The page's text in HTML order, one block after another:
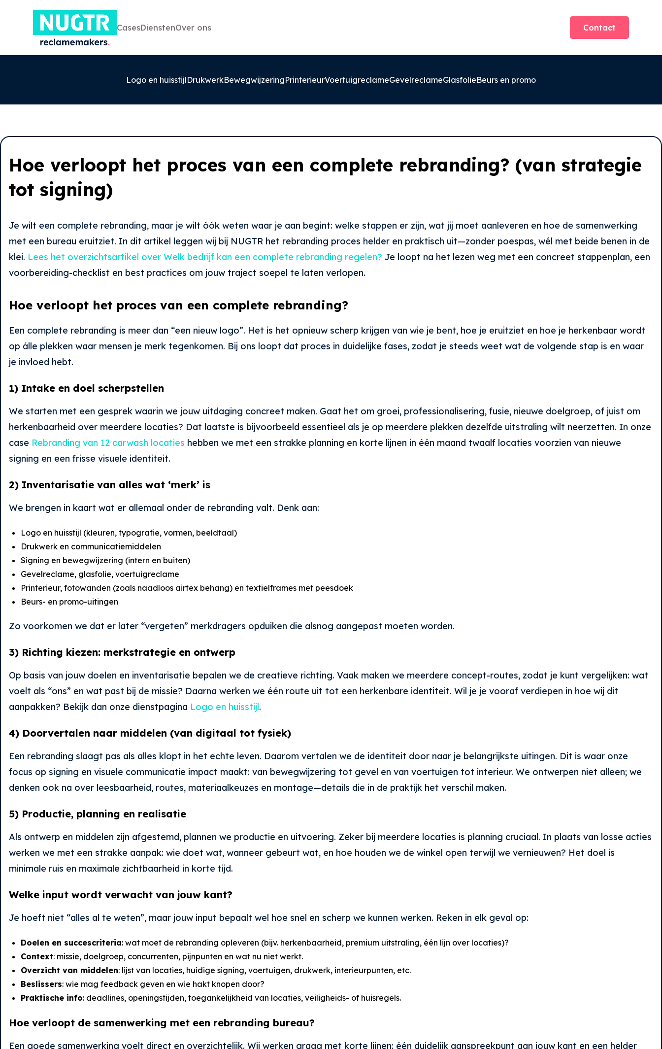
CasesDienstenOver ons Contact
0527-858580
info@nugtr.nl
Ecopark 63, 8305 BJ, Emmeloord
Logo en huisstijlDrukwerkBewegwijzeringPrinterieurVoertuigreclameGevelreclameGlasfolieBeurs en promo
Hoe verloopt het proces van een complete rebranding? (van strategie
tot signing)
Je wilt een complete rebranding, maar je wilt óók weten waar je aan begint: welke stappen er zijn, wat jij moet aanleveren en hoe de samenwerking
met een bureau eruitziet. In dit artikel leggen wij bij NUGTR het rebranding proces helder en praktisch uit—zonder poespas, wél met beide benen in de
klei. Lees het overzichtsartikel over Welk bedrijf kan een complete rebranding regelen? Je loopt na het lezen weg met een concreet stappenplan, een
voorbereiding-checklist en best practices om jouw traject soepel te laten verlopen.
Hoe verloopt het proces van een complete rebranding?
Een complete rebranding is meer dan “een nieuw logo”. Het is het opnieuw scherp krijgen van wie je bent, hoe je eruitziet en hoe je herkenbaar wordt
op álle plekken waar mensen je merk tegenkomen. Bij ons loopt dat proces in duidelijke fases, zodat je steeds weet wat de volgende stap is en waar
je invloed hebt.
1) Intake en doel scherpstellen
We starten met een gesprek waarin we jouw uitdaging concreet maken. Gaat het om groei, professionalisering, fusie, nieuwe doelgroep, of juist om
herkenbaarheid over meerdere locaties? Dat laatste is bijvoorbeeld essentieel als je op meerdere plekken dezelfde uitstraling wilt neerzetten. In onze
case Rebranding van 12 carwash locaties hebben we met een strakke planning en korte lijnen in één maand twaalf locaties voorzien van nieuwe
signing en een frisse visuele identiteit.
2) Inventarisatie van alles wat ‘merk’ is
We brengen in kaart wat er allemaal onder de rebranding valt. Denk aan:
Logo en huisstijl (kleuren, typografie, vormen, beeldtaal)
Drukwerk en communicatiemiddelen
Signing en bewegwijzering (intern en buiten)
Gevelreclame, glasfolie, voertuigreclame
Printerieur, fotowanden (zoals naadloos airtex behang) en textielframes met peesdoek
Beurs- en promo-uitingen
Zo voorkomen we dat er later “vergeten” merkdragers opduiken die alsnog aangepast moeten worden.
3) Richting kiezen: merkstrategie en ontwerp
Op basis van jouw doelen en inventarisatie bepalen we de creatieve richting. Vaak maken we meerdere concept-routes, zodat je kunt vergelijken: wat
voelt als “ons” en wat past bij de missie? Daarna werken we één route uit tot een herkenbare identiteit. Wil je je vooraf verdiepen in hoe wij dit
aanpakken? Bekijk dan onze dienstpagina Logo en huisstijl.
4) Doorvertalen naar middelen (van digitaal tot fysiek)
Een rebranding slaagt pas als alles klopt in het echte leven. Daarom vertalen we de identiteit door naar je belangrijkste uitingen. Dit is waar onze
focus op signing en visuele communicatie impact maakt: van bewegwijzering tot gevel en van voertuigen tot interieur. We ontwerpen niet alleen; we
denken ook na over leesbaarheid, routes, materiaalkeuzes en montage—details die in de praktijk het verschil maken.
5) Productie, planning en realisatie
Als ontwerp en middelen zijn afgestemd, plannen we productie en uitvoering. Zeker bij meerdere locaties is planning cruciaal. In plaats van losse acties
werken we met een strakke aanpak: wie doet wat, wanneer gebeurt wat, en hoe houden we de winkel open terwijl we vernieuwen? Het doel is
minimale ruis en maximale zichtbaarheid in korte tijd.
Welke input wordt verwacht van jouw kant?
Je hoeft niet “alles al te weten”, maar jouw input bepaalt wel hoe snel en scherp we kunnen werken. Reken in elk geval op:
Doelen en succescriteria: wat moet de rebranding opleveren (bijv. herkenbaarheid, premium uitstraling, één lijn over locaties)?
Context: missie, doelgroep, concurrenten, pijnpunten en wat nu niet werkt.
Overzicht van middelen: lijst van locaties, huidige signing, voertuigen, drukwerk, interieurpunten, etc.
Beslissers: wie mag feedback geven en wie hakt knopen door?
Praktische info: deadlines, openingstijden, toegankelijkheid van locaties, veiligheids- of huisregels.
Hoe verloopt de samenwerking met een rebranding bureau?
Een goede samenwerking voelt direct en overzichtelijk. Wij werken graag met korte lijnen: één duidelijk aanspreekpunt aan jouw kant en een helder